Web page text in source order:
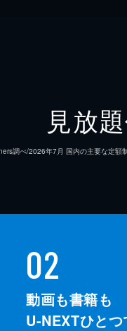
見放
調べ/2026年7⽉ 国内の主要な定額
02
動画も書籍も
U-NEXTひとつ